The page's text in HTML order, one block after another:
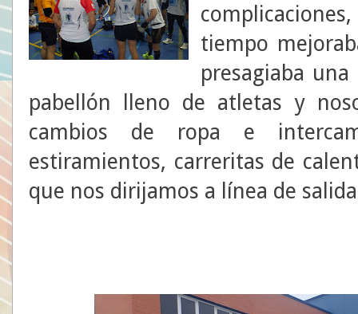
tiempo
presagiaba
pabellón lleno de atletas y
cambios de ropa e
estiramientos, carreritas de
que nos dirijamos a línea de